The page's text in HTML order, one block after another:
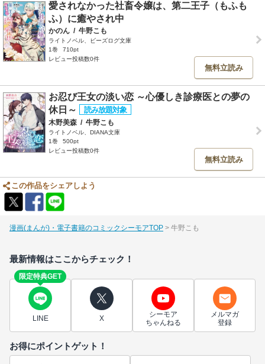
愛されなかった社畜令嬢は、第二王子（もふも
ふ）に癒やされ中
かのん / 牛野こも
ライトノベル、ビーズログ文庫
1巻
710pt
レビュー投稿数0件
無料立読み
お忍び王女の淡い恋 ～心優しき診療医との夢の
休日～
木野美森 / 牛野こも
ライトノベル、DIANA文庫
1巻
500pt
レビュー投稿数0件
無料立読み
この作品をシェアしよう
漫画(まんが)・電子書籍のコミックシーモアTOP 牛野こも
最新情報はここからチェック！
限定特典GET
LINE X
シーモア
ちゃんねる
メルマガ
登録
お得にポイントゲット！